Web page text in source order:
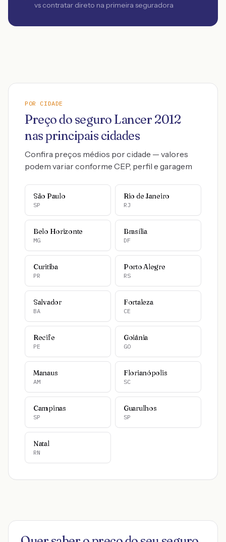
vs contratar direto na primeira seguradora
POR CIDADE
Preço do seguro Lancer 2012
nas principais cidades
Confira preços médios por cidade — valores
podem variar conforme CEP, perfil e garagem
São Paulo
SP
Rio de Janeiro
RJ
Belo Horizonte
MG
Brasília
DF
Curitiba
PR
Porto Alegre
RS
Salvador
BA
Fortaleza
CE
Recife
PE
Goiânia
GO
Manaus
AM
Florianópolis
SC
Campinas
SP
Guarulhos
SP
Natal
RN